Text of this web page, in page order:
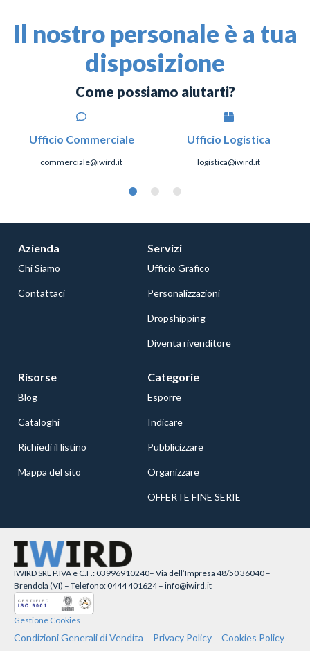
Il nostro personale è a tua
disposizione
Come possiamo aiutarti?
Ufficio Commerciale
commerciale@iwird.it
Ufficio Logistica
logistica@iwird.it
Azienda
Chi Siamo
Contattaci
Servizi
Ufficio Grafico
Personalizzazioni
Dropshipping
Diventa rivenditore
Risorse
Blog
Cataloghi
Richiedi il listino
Mappa del sito
Categorie
Esporre
Indicare
Pubblicizzare
Organizzare
OFFERTE FINE SERIE
IWIRD SRL P.IVA e C.F.: 03996910240– Via dell’Impresa 48/50 36040 –
Brendola (VI) – Telefono: 0444 401624 – info@iwird.it
Gestione Cookies
Condizioni Generali di Vendita Privacy Policy Cookies Policy